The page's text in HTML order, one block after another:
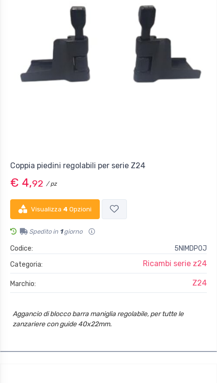
Coppia piedini regolabili per serie Z24
€ 4,92 / pz
Visualizza 4 Opzioni
Spedito in 1giorno
Codice:
5NIMDP0J
Categoria:
Ricambi serie z24
Marchio: Z24
Aggancio di blocco barra maniglia regolabile, per tutte le
zanzariere con guide 40x22mm.